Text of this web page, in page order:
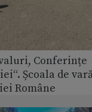
Conferințe
Școala de
Române